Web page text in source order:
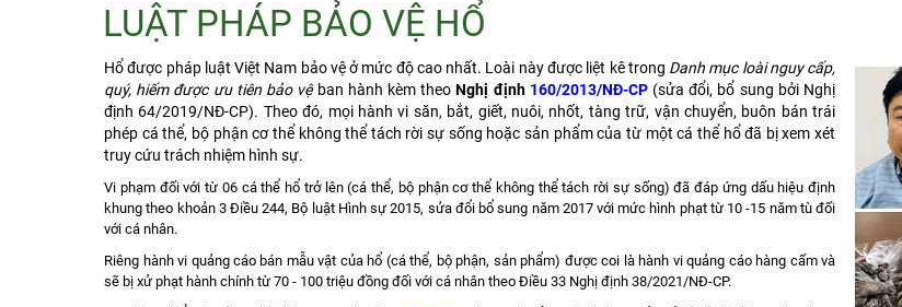
LUẬT PHÁP BẢO VỆ HỔ
Hổ được pháp luật Việt Nam bảo vệ ở mức độ cao nhất. Loài này được liệt kê trong Danh mục loài nguy cấp,
quý, hiếm được ưu tiên bảo vệban hành kèm theoNghị định 160/2013/NĐ-CP(sửa đổi, bổ sung bởi Nghị
định 64/2019/NĐ-CP). Theo đó, mọi hành vi săn, bắt, giết, nuôi, nhốt, tàng trữ, vận chuyển, buôn bán trái
phép cá thể, bộ phận cơ thể không thể tách rời sự sống hoặc sản phẩm của từ một cá thể hổ đã bị xem xét
truy cứu trách nhiệm hình sự.
Vi phạm đối với từ 06 cá thể hổ trở lên (cá thể, bộ phận cơ thể không thể tách rời sự sống) đã đáp ứng dấu hiệu định
khung theo khoản 3 Điều 244, Bộ luật Hình sự 2015, sửa đổi bổ sung năm 2017 với mức hình phạt từ 10 -15 năm tù đối
với cá nhân.
Riêng hành vi quảng cáo bán mẫu vật của hổ (cá thể, bộ phận, sản phẩm) được coi là hành vi quảng cáo hàng cấm và
sẽ bị xử phạt hành chính từ 70 - 100 triệu đồng đối với cá nhân theo Điều 33 Nghị định 38/2021/NĐ-CP.